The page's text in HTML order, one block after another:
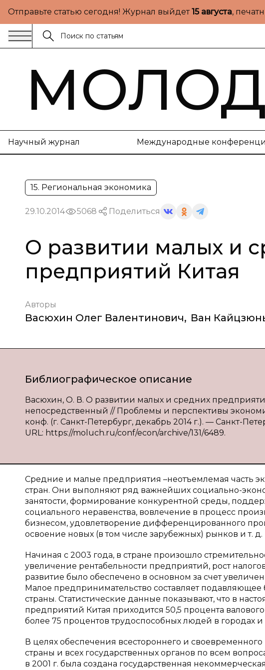
Отправьте статью сегодня! Журнал выйдет15 августа,
Научный журнал Международные
15. Региональная экономика
29.10.2014 5068 Поделиться
О развитии малых и
предприятий Китая
Авторы
Васюхин Олег Валентинович, Ван
Библиографическое описание
Васюхин, О. В. О развитии малых и средних
непосредственный // Проблемы и перспективы
конф. (г. Санкт-Петербург, декабрь 2014 г.). — Санкт-
URL: https://moluch.ru/conf/econ/archive/131/6489.
Средние и малые предприятия –неотъемлемая часть
стран. Они выполняют ряд важнейших социально-
занятости, формирование конкурентной среды,
социального неравенства, вовлечение в процесс
бизнесом, удовлетворение дифференцированного
освоение новых (в том числе зарубежных) рынков и т. д.
Начиная с 2003 года, в стране произошло
увеличение рентабельности предприятий, рост
развитие было обеспечено в основном за счет
Малое предпринимательство составляет
страны. Статистические данные показывают, что в
предприятий Китая приходится 50,5 процента
более 75 процентов трудоспособных людей в городах и
В целях обеспечения всестороннего и
страны и всех государственных органов по всем
в 2001 г. была создана государственная